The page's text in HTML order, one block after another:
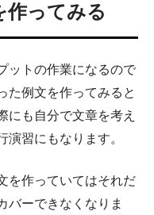
作ってみる
ットの作業になるので
た例文を作ってみると
にも自分で文章を考え
習にもなります。
を作っていてはそれだ
バーできなくなりま